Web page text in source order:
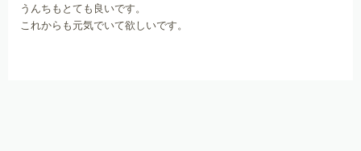
うんちもとても良いです。
これからも元気でいて欲しいです。